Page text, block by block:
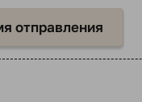
отправления